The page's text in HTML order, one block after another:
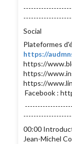
Social
Plateformes
https://
https://
https://
https://
Facebook :
00:00
Jean-Michel